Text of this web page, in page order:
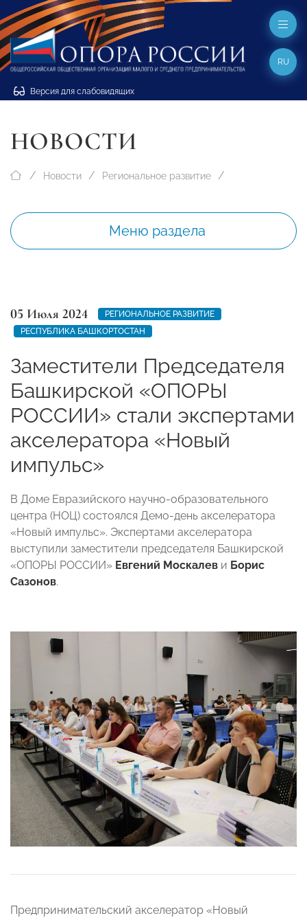
Версия для слабовидящих
RU
НОВОСТИ
Новости Региональное развитие
Меню раздела
05 Июля 2024
РЕГИОНАЛЬНОЕ РАЗВИТИЕ
РЕСПУБЛИКА БАШКОРТОСТАН
Заместители Председателя
Башкирской «ОПОРЫ
РОССИИ» стали экспертами
акселератора «Новый
импульс»
В Доме Евразийского научно-образовательного
центра (НОЦ) состоялся Демо-день акселератора
«Новый импульс». Экспертами акселератора
выступили заместители председателя Башкирской
«ОПОРЫ РОССИИ» Евгений Москалев и Борис
Сазонов.
Предпринимательский акселератор «Новый